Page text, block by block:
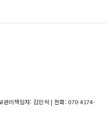
관리책임자: 김민석 | 전화: 070-4174-